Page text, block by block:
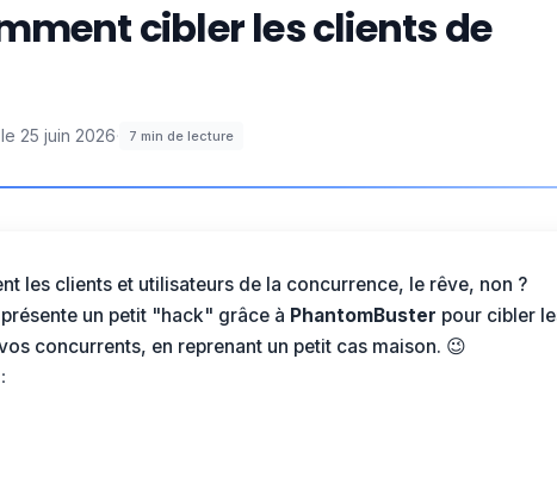
cibler les clients de
25 juin 2026· 7 min de lecture
les clients et utilisateurs de la concurrence, le rêve, non ?
un petit "hack" grâce à PhantomBuster pour cibler
concurrents, en reprenant un petit cas maison. 😉